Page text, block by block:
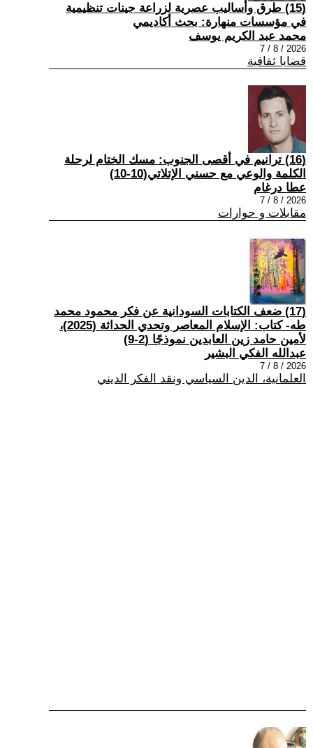
(15) طرق وأساليب عصرية لزراعة جينات تنظيمية
في مؤسسات منهارة: بحث أكاديمي
محمد عبد الكريم يوسف
2026 / 8 / 7
قضايا ثقافية
(16) ترانيم في أقصى الجنوب: مسك الختام لرحلة
الكلمة والوعي مع حسني الإتلاتي(10-10)
عطا درغام
2026 / 8 / 7
مقابلات و حوارات
(17) ضعف الكتابات السودانية عن فكر محمود محمد
طه- كتاب: الإسلام المعاصر وتحدي الحداثة (2025)،
لأمين حامد زين العابدين نموذجًا (2-9)
عبدالله الفكي البشير
2026 / 8 / 7
العلمانية، الدين السياسي ونقد الفكر الديني